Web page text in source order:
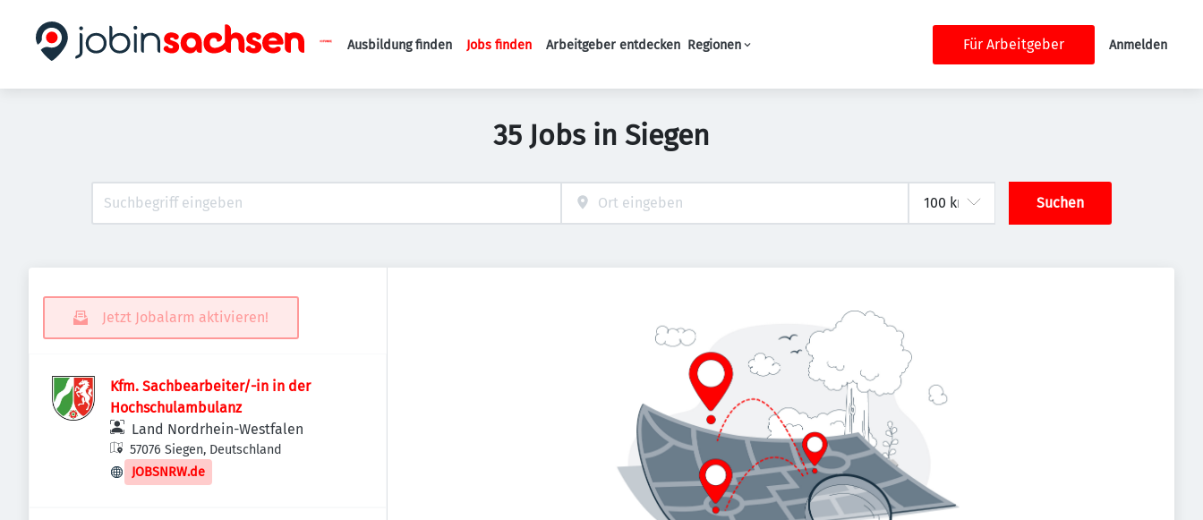
Haupt-Navigation
Ausbildung finden Jobs finden Arbeitgeber entdecken Regionen Für Arbeitgeber Anmelden
35 Jobs in Siegen
Suchen
Jetzt Jobalarm aktivieren!
Kfm. Sachbearbeiter/-in in der
Hochschulambulanz
Land Nordrhein-Westfalen
57076 Siegen, Deutschland
JOBSNRW.de